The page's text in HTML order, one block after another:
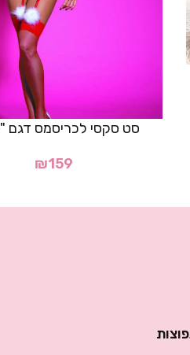
סט סקסי לכריסמס דגם "Cho"
₪159